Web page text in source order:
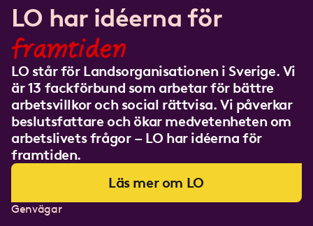
LO har idéerna för
framtiden
LO står för Landsorganisationen i Sverige. Vi
är 13 fackförbund som arbetar för bättre
arbetsvillkor och social rättvisa. Vi påverkar
beslutsfattare och ökar medvetenheten om
arbetslivets frågor – LO har idéerna för
framtiden.
Läs mer om LO
Genvägar